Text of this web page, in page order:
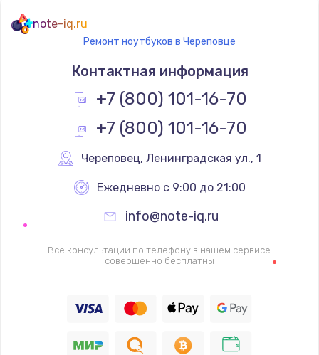
note-iq.ru
Ремонт ноутбуков в Череповце
Контактная информация
+7 (800) 101-16-70
+7 (800) 101-16-70
Череповец, Ленинградская ул., 1
Ежедневно с 9:00 до 21:00
info@note-iq.ru
Все консультации по телефону в нашем сервисе
совершенно бесплатны